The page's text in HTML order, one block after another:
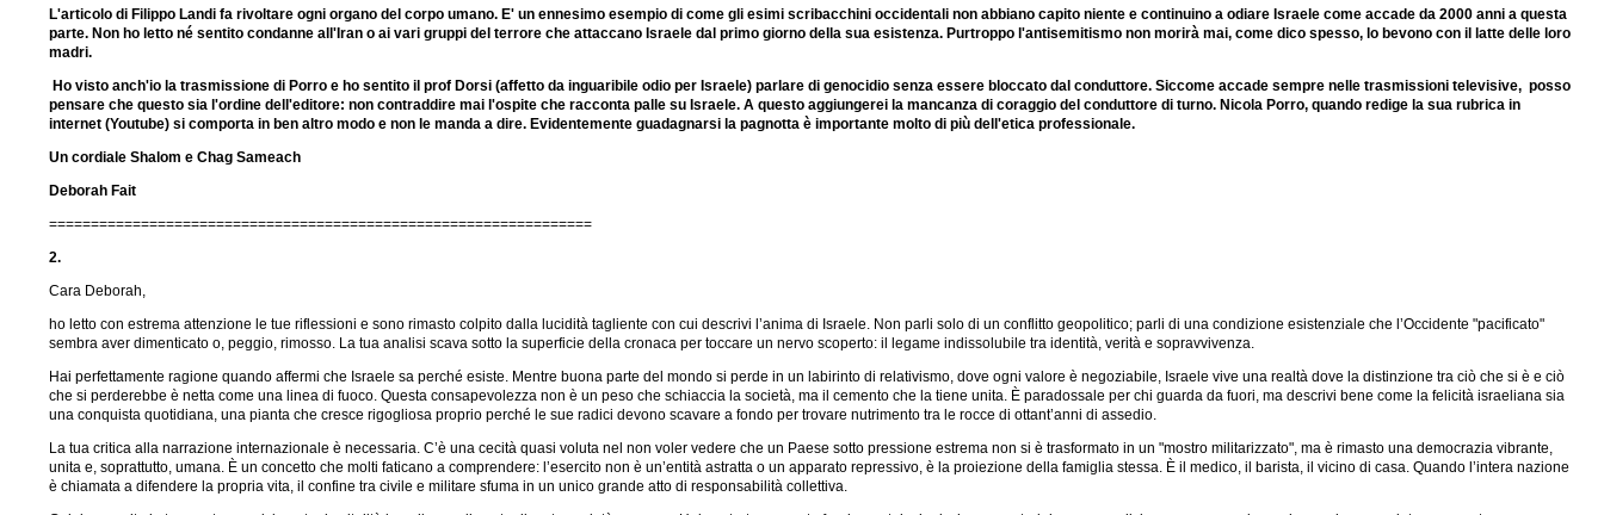
L'articolo di Filippo Landi fa rivoltare ogni organo del corpo umano. E' un ennesimo esempio di come gli esimi scribacchini occidentali non abbiano capito niente e continuino a odiare Israele come accade da 2000 anni a questa
parte. Non ho letto né sentito condanne all'Iran o ai vari gruppi del terrore che attaccano Israele dal primo giorno della sua esistenza. Purtroppo l'antisemitismo non morirà mai, come dico spesso, lo bevono con il latte delle loro
madri.
Ho visto anch'io la trasmissione di Porro e ho sentito il prof Dorsi (affetto da inguaribile odio per Israele) parlare di genocidio senza essere bloccato dal conduttore. Siccome accade sempre nelle trasmissioni televisive, posso
pensare che questo sia l'ordine dell'editore: non contraddire mai l'ospite che racconta palle su Israele. A questo aggiungerei la mancanza di coraggio del conduttore di turno. Nicola Porro, quando redige la sua rubrica in
internet (Youtube) si comporta in ben altro modo e non le manda a dire. Evidentemente guadagnarsi la pagnotta è importante molto di più dell'etica professionale.
Un cordiale Shalom e Chag Sameach
Deborah Fait
=================================================================
2.
Cara Deborah,
ho letto con estrema attenzione le tue riflessioni e sono rimasto colpito dalla lucidità tagliente con cui descrivi l’anima di Israele. Non parli solo di un conflitto geopolitico; parli di una condizione esistenziale che l’Occidente "pacificato"
sembra aver dimenticato o, peggio, rimosso. La tua analisi scava sotto la superficie della cronaca per toccare un nervo scoperto: il legame indissolubile tra identità, verità e sopravvivenza.
Hai perfettamente ragione quando affermi che Israele sa perché esiste. Mentre buona parte del mondo si perde in un labirinto di relativismo, dove ogni valore è negoziabile, Israele vive una realtà dove la distinzione tra ciò che si è e ciò
che si perderebbe è netta come una linea di fuoco. Questa consapevolezza non è un peso che schiaccia la società, ma il cemento che la tiene unita. È paradossale per chi guarda da fuori, ma descrivi bene come la felicità israeliana sia
una conquista quotidiana, una pianta che cresce rigogliosa proprio perché le sue radici devono scavare a fondo per trovare nutrimento tra le rocce di ottant’anni di assedio.
La tua critica alla narrazione internazionale è necessaria. C’è una cecità quasi voluta nel non voler vedere che un Paese sotto pressione estrema non si è trasformato in un "mostro militarizzato", ma è rimasto una democrazia vibrante,
unita e, soprattutto, umana. È un concetto che molti faticano a comprendere: l’esercito non è un’entità astratta o un apparato repressivo, è la proiezione della famiglia stessa. È il medico, il barista, il vicino di casa. Quando l’intera nazione
è chiamata a difendere la propria vita, il confine tra civile e militare sfuma in un unico grande atto di responsabilità collettiva.